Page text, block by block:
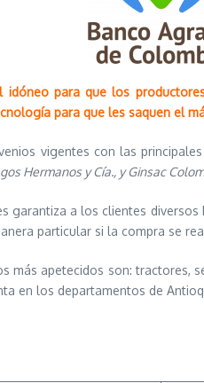
para que los
para que les saquen el
vigentes con las
Hermanos y Cía., y Ginsac
garantiza a los clientes
particular si la compra se
apetecidos son: tractores,
en los departamentos de